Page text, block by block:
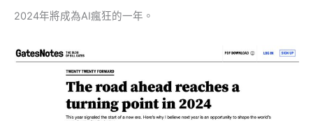
2024年將成為AI瘋狂的一年。